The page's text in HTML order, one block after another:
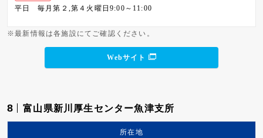
平日 毎月第２,第４火曜日9:00～11:00
※最新情報は各施設にてご確認ください。
Webサイト
8 富山県新川厚生センター魚津支所
所在地